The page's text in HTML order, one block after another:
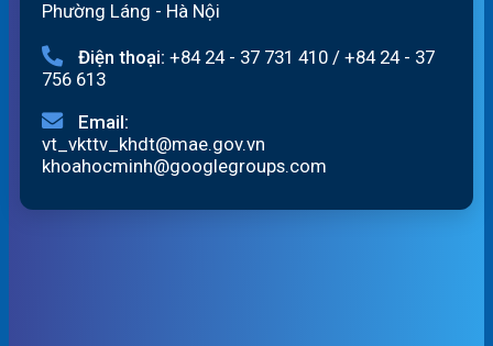
Phường Láng - Hà Nội
Điện thoại: +84 24 - 37 731 410 / +84 24 - 37
756 613
Email:
vt_vkttv_khdt@mae.gov.vn
khoahocminh@googlegroups.com